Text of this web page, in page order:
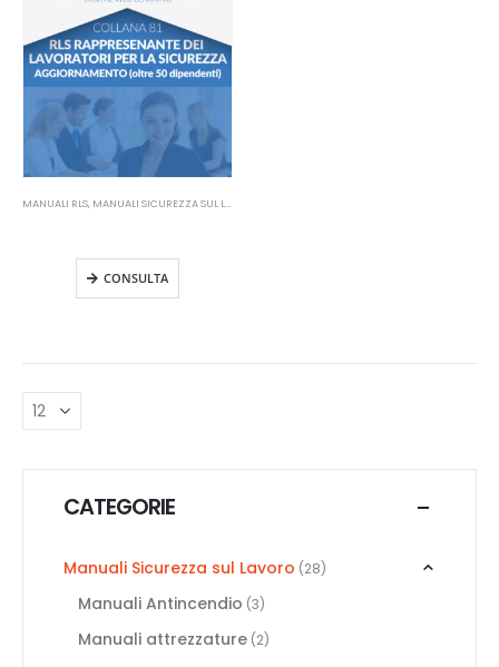
MANUALI RLS, MANUALI SICUREZZA SUL LAVORO
CONSULTA
CATEGORIE
Manuali Sicurezza sul Lavoro (28)
Manuali Antincendio (3)
Manuali attrezzature (2)